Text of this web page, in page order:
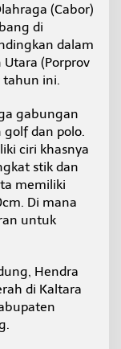
(Cabor)
di
dalam
(Porprov
tahun ini.
gabungan
dan polo.
ciri khasnya
stik dan
memiliki
Di mana
untuk
Hendra
di Kaltara